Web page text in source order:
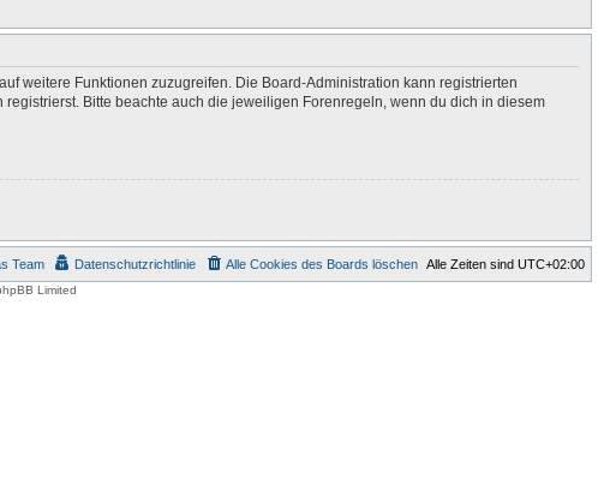
weitere Funktionen zuzugreifen. Die Board-Administration kann registrierten
Bitte beachte auch die jeweiligen Forenregeln, wenn du dich in diesem
Alle Zeiten sind UTC+02:00
Alle Cookies des Boards löschen
Datenschutzrichtlinie
Team
Limited